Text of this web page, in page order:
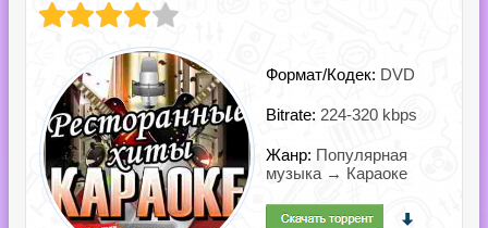
Формат/Кодек: DVD
Bitrate: 224-320 kbps
Жанр: Популярная
музыка → Караоке